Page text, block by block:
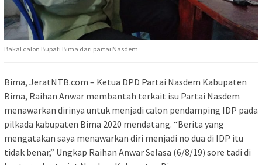
Bakal calon Bupati Bima dari partai Nasdem
Bima, JeratNTB.com – Ketua DPD Partai Nasdem Kabupaten
Bima, Raihan Anwar membantah terkait isu Partai Nasdem
menawarkan dirinya untuk menjadi calon pendamping IDP pada
pilkada kabupaten Bima 2020 mendatang. “Berita yang
mengatakan saya menawarkan diri menjadi no dua di IDP itu
tidak benar,” Ungkap Raihan Anwar Selasa (6/8/19) sore tadi di